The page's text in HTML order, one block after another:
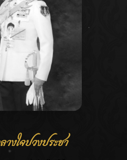
ติดตามแก้ปัญหาโครงการประตู
ไว้ตอนยังมีชีวิต”
ฯ ติดตามโครงการหุบกะพง–ห้วย